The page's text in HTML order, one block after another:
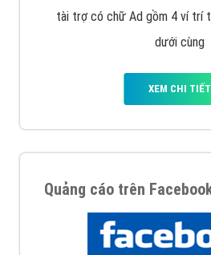
tài trợ có chữ Ad gồm 4 ví trí
dưới cùng
XEM CHI TIẾT
Quảng cáo trên